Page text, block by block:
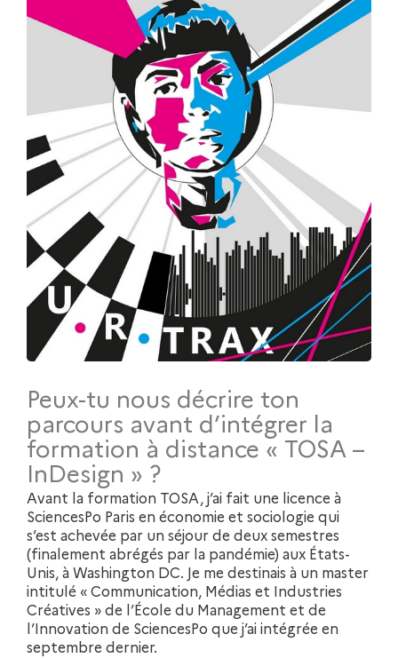
Peux-tu nous décrire ton
parcours avant d’intégrer la
formation à distance « TOSA –
InDesign » ?
Avant la formation TOSA, j’ai fait une licence à
SciencesPo Paris en économie et sociologie qui
s’est achevée par un séjour de deux semestres
(finalement abrégés par la pandémie) aux États-
Unis, à Washington DC. Je me destinais à un master
intitulé « Communication, Médias et Industries
Créatives » de l’École du Management et de
l’Innovation de SciencesPo que j’ai intégrée en
septembre dernier.